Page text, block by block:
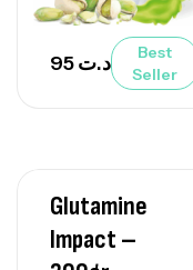
د.ت
Best
Seller
Glutamine
Impact –